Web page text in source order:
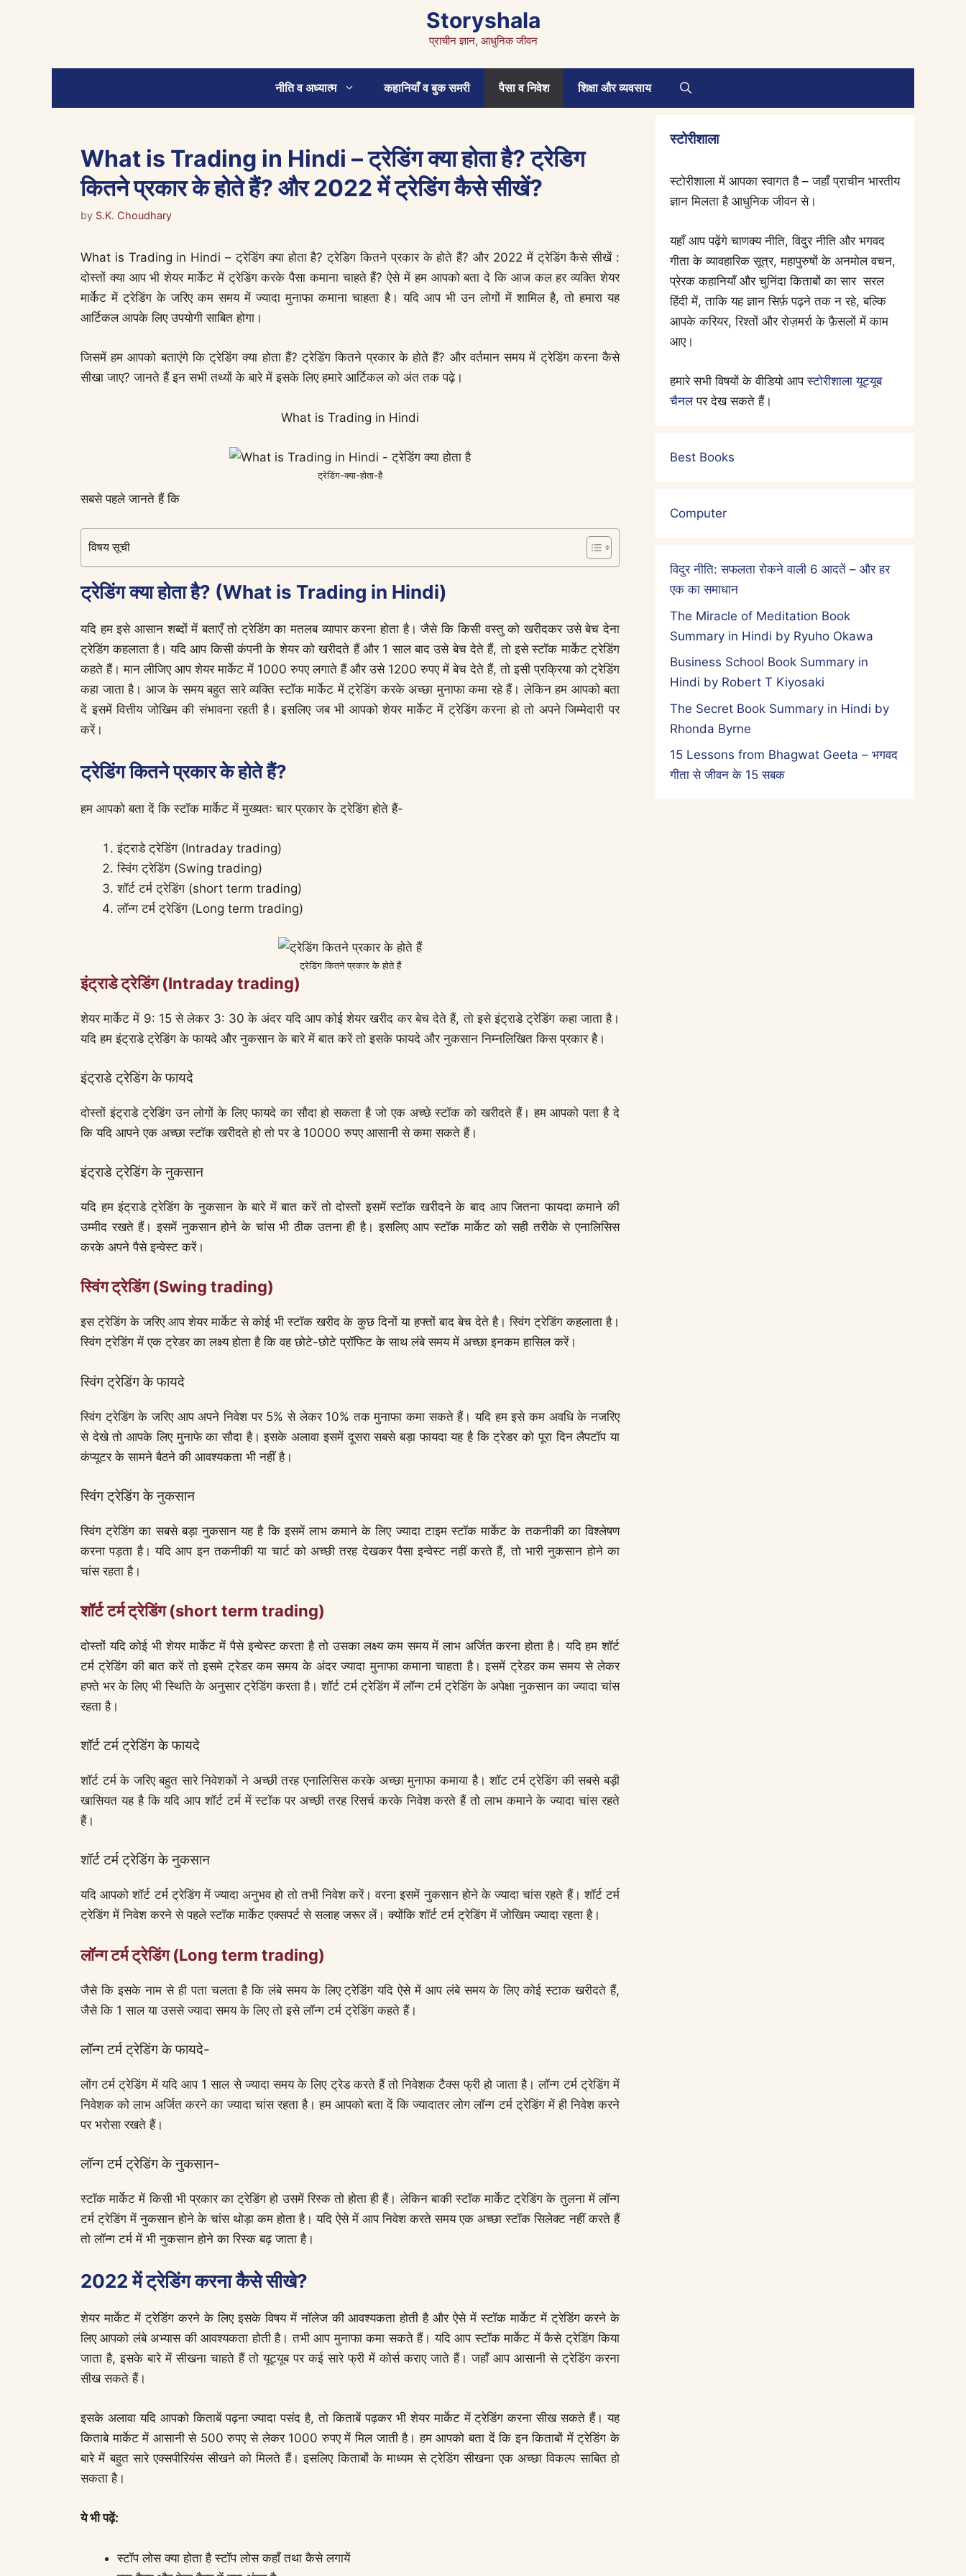
Storyshala
प्राचीन ज्ञान, आधुनिक जीवन
नीति व अध्यात्म कहानियाँ व बुक समरी पैसा व निवेश शिक्षा और व्यवसाय
What is Trading in Hindi – ट्रेडिंग क्या होता है? ट्रेडिग
कितने प्रकार के होते हैं? और 2022 में ट्रेडिंग कैसे सीखें?
by S.K. Choudhary
What is Trading in Hindi – ट्रेडिंग क्या होता है? ट्रेडिग कितने प्रकार के होते हैं? और 2022 में ट्रेडिंग कैसे सीखें :
दोस्तों क्या आप भी शेयर मार्केट में ट्रेडिंग करके पैसा कमाना चाहते हैं? ऐसे में हम आपको बता दे कि आज कल हर व्यक्ति शेयर
मार्केट में ट्रेडिंग के जरिए कम समय में ज्यादा मुनाफा कमाना चाहता है। यदि आप भी उन लोगों में शामिल है, तो हमारा यह
आर्टिकल आपके लिए उपयोगी साबित होगा।
जिसमें हम आपको बताएंगे कि ट्रेडिंग क्या होता हैं? ट्रेडिंग कितने प्रकार के होते हैं? और वर्तमान समय में ट्रेडिंग करना कैसे
सीखा जाए? जानते हैं इन सभी तथ्यों के बारे में इसके लिए हमारे आर्टिकल को अंत तक पढ़े।
What is Trading in Hindi
ट्रेडिंग-क्या-होता-है
सबसे पहले जानते हैं कि
विषय सूची
ट्रेडिंग क्या होता है? (What is Trading in Hindi)
यदि हम इसे आसान शब्दों में बताएँ तो ट्रेडिंग का मतलब व्यापार करना होता है। जैसे कि किसी वस्तु को खरीदकर उसे बेच देना
ट्रेडिंग कहलाता है। यदि आप किसी कंपनी के शेयर को खरीदते हैं और 1 साल बाद उसे बेच देते हैं, तो इसे स्टॉक मार्केट ट्रेडिंग
कहते हैं। मान लीजिए आप शेयर मार्केट में 1000 रुपए लगाते हैं और उसे 1200 रुपए में बेच देते हैं, तो इसी प्रक्रिया को ट्रेडिंग
कहा जाता है। आज के समय बहुत सारे व्यक्ति स्टॉक मार्केट में ट्रेडिंग करके अच्छा मुनाफा कमा रहे हैं। लेकिन हम आपको बता
दें इसमें वित्तीय जोखिम की संभावना रहती है। इसलिए जब भी आपको शेयर मार्केट में ट्रेडिंग करना हो तो अपने जिम्मेदारी पर
करें।
ट्रेडिंग कितने प्रकार के होते हैं?
हम आपको बता दें कि स्टॉक मार्केट में मुख्यतः चार प्रकार के ट्रेडिंग होते हैं-
इंट्राडे ट्रेडिंग (Intraday trading)
स्विंग ट्रेडिंग (Swing trading)
शॉर्ट टर्म ट्रेडिंग (short term trading)
लॉन्ग टर्म ट्रेडिंग (Long term trading)
ट्रेडिंग कितने प्रकार के होते हैं
इंट्राडे ट्रेडिंग (Intraday trading)
शेयर मार्केट में 9: 15 से लेकर 3: 30 के अंदर यदि आप कोई शेयर खरीद कर बेच देते हैं, तो इसे इंट्राडे ट्रेडिंग कहा जाता है।
यदि हम इंट्राडे ट्रेडिंग के फायदे और नुकसान के बारे में बात करें तो इसके फायदे और नुकसान निम्नलिखित किस प्रकार है।
इंट्राडे ट्रेडिंग के फायदे
दोस्तों इंट्राडे ट्रेडिंग उन लोगों के लिए फायदे का सौदा हो सकता है जो एक अच्छे स्टॉक को खरीदते हैं। हम आपको पता है दे
कि यदि आपने एक अच्छा स्टॉक खरीदते हो तो पर डे 10000 रुपए आसानी से कमा सकते हैं।
इंट्राडे ट्रेडिंग के नुकसान
यदि हम इंट्राडे ट्रेडिंग के नुकसान के बारे में बात करें तो दोस्तों इसमें स्टॉक खरीदने के बाद आप जितना फायदा कमाने की
उम्मीद रखते हैं। इसमें नुकसान होने के चांस भी ठीक उतना ही है। इसलिए आप स्टॉक मार्केट को सही तरीके से एनालिसिस
करके अपने पैसे इन्वेस्ट करें।
स्विंग ट्रेडिंग (Swing trading)
इस ट्रेडिंग के जरिए आप शेयर मार्केट से कोई भी स्टॉक खरीद के कुछ दिनों या हफ्तों बाद बेच देते है। स्विंग ट्रेडिंग कहलाता है।
स्विंग ट्रेडिंग में एक ट्रेडर का लक्ष्य होता है कि वह छोटे-छोटे प्रॉफिट के साथ लंबे समय में अच्छा इनकम हासिल करें।
स्विंग ट्रेडिंग के फायदे
स्विंग ट्रेडिंग के जरिए आप अपने निवेश पर 5% से लेकर 10% तक मुनाफा कमा सकते हैं। यदि हम इसे कम अवधि के नजरिए
से देखे तो आपके लिए मुनाफे का सौदा है। इसके अलावा इसमें दूसरा सबसे बड़ा फायदा यह है कि ट्रेडर को पूरा दिन लैपटॉप या
कंप्यूटर के सामने बैठने की आवश्यकता भी नहीं है।
स्विंग ट्रेडिंग के नुकसान
स्विंग ट्रेडिंग का सबसे बड़ा नुकसान यह है कि इसमें लाभ कमाने के लिए ज्यादा टाइम स्टॉक मार्केट के तकनीकी का विश्लेषण
करना पड़ता है। यदि आप इन तकनीकी या चार्ट को अच्छी तरह देखकर पैसा इन्वेस्ट नहीं करते हैं, तो भारी नुकसान होने का
चांस रहता है।
शॉर्ट टर्म ट्रेडिंग (short term trading)
दोस्तों यदि कोई भी शेयर मार्केट में पैसे इन्वेस्ट करता है तो उसका लक्ष्य कम समय में लाभ अर्जित करना होता है। यदि हम शॉर्ट
टर्म ट्रेडिंग की बात करें तो इसमे ट्रेडर कम समय के अंदर ज्यादा मुनाफा कमाना चाहता है। इसमें ट्रेडर कम समय से लेकर
हफ्ते भर के लिए भी स्थिति के अनुसार ट्रेडिंग करता है। शॉर्ट टर्म ट्रेडिंग में लॉन्ग टर्म ट्रेडिंग के अपेक्षा नुकसान का ज्यादा चांस
रहता है।
शॉर्ट टर्म ट्रेडिंग के फायदे
शॉर्ट टर्म के जरिए बहुत सारे निवेशकों ने अच्छी तरह एनालिसिस करके अच्छा मुनाफा कमाया है। शॉट टर्म ट्रेडिंग की सबसे बड़ी
खासियत यह है कि यदि आप शॉर्ट टर्म में स्टॉक पर अच्छी तरह रिसर्च करके निवेश करते हैं तो लाभ कमाने के ज्यादा चांस रहते
हैं।
शॉर्ट टर्म ट्रेडिंग के नुकसान
यदि आपको शॉर्ट टर्म ट्रेडिंग में ज्यादा अनुभव हो तो तभी निवेश करें। वरना इसमें नुकसान होने के ज्यादा चांस रहते हैं। शॉर्ट टर्म
ट्रेडिंग में निवेश करने से पहले स्टॉक मार्केट एक्सपर्ट से सलाह जरूर लें। क्योंकि शॉर्ट टर्म ट्रेडिंग में जोखिम ज्यादा रहता है।
लॉन्ग टर्म ट्रेडिंग (Long term trading)
जैसे कि इसके नाम से ही पता चलता है कि लंबे समय के लिए ट्रेडिंग यदि ऐसे में आप लंबे समय के लिए कोई स्टाक खरीदते हैं,
जैसे कि 1 साल या उससे ज्यादा समय के लिए तो इसे लॉन्ग टर्म ट्रेडिंग कहते हैं।
लॉन्ग टर्म ट्रेडिंग के फायदे-
लोंग टर्म ट्रेडिंग में यदि आप 1 साल से ज्यादा समय के लिए ट्रेड करते हैं तो निवेशक टैक्स फ्री हो जाता है। लॉन्ग टर्म ट्रेडिंग में
निवेशक को लाभ अर्जित करने का ज्यादा चांस रहता है। हम आपको बता दें कि ज्यादातर लोग लॉन्ग टर्म ट्रेडिंग में ही निवेश करने
पर भरोसा रखते हैं।
लॉन्ग टर्म ट्रेडिंग के नुकसान-
स्टॉक मार्केट में किसी भी प्रकार का ट्रेडिंग हो उसमें रिस्क तो होता ही हैं। लेकिन बाकी स्टॉक मार्केट ट्रेडिंग के तुलना में लॉन्ग
टर्म ट्रेडिंग में नुकसान होने के चांस थोड़ा कम होता है। यदि ऐसे में आप निवेश करते समय एक अच्छा स्टॉक सिलेक्ट नहीं करते हैं
तो लॉन्ग टर्म में भी नुकसान होने का रिस्क बढ़ जाता है।
2022 में ट्रेडिंग करना कैसे सीखे?
शेयर मार्केट में ट्रेडिंग करने के लिए इसके विषय में नॉलेज की आवश्यकता होती है और ऐसे में स्टॉक मार्केट में ट्रेडिंग करने के
लिए आपको लंबे अभ्यास की आवश्यकता होती है। तभी आप मुनाफा कमा सकते हैं। यदि आप स्टॉक मार्केट में कैसे ट्रेडिंग किया
जाता है, इसके बारे में सीखना चाहते हैं तो यूट्यूब पर कई सारे फ्री में कोर्स कराए जाते हैं। जहाँ आप आसानी से ट्रेडिंग करना
सीख सकते हैं।
इसके अलावा यदि आपको किताबें पढ़ना ज्यादा पसंद है, तो किताबें पढ़कर भी शेयर मार्केट में ट्रेडिंग करना सीख सकते हैं। यह
किताबे मार्केट में आसानी से 500 रुपए से लेकर 1000 रुपए में मिल जाती है। हम आपको बता दें कि इन किताबों में ट्रेडिंग के
बारे में बहुत सारे एक्सपीरियंस सीखने को मिलते हैं। इसलिए किताबों के माध्यम से ट्रेडिंग सीखना एक अच्छा विकल्प साबित हो
सकता है।
ये भी पढ़ें:
स्टॉप लोस क्या होता है स्टॉप लोस कहाँ तथा कैसे लगायें
स्टोरीशाला
स्टोरीशाला में आपका स्वागत है – जहाँ प्राचीन भारतीय
ज्ञान मिलता है आधुनिक जीवन से।
यहाँ आप पढ़ेंगे चाणक्य नीति, विदुर नीति और भगवद
गीता के व्यावहारिक सूत्र, महापुरुषों के अनमोल वचन,
प्रेरक कहानियाँ और चुनिंदा किताबों का सार सरल
हिंदी में, ताकि यह ज्ञान सिर्फ़ पढ़ने तक न रहे, बल्कि
आपके करियर, रिश्तों और रोज़मर्रा के फ़ैसलों में काम
आए।
हमारे सभी विषयों के वीडियो आपस्टोरीशाला यूट्यूब
चैनलपर देख सकते हैं।
Best Books
Computer
विदुर नीति: सफलता रोकने वाली 6 आदतें – और हर
एक का समाधान
The Miracle of Meditation Book
Summary in Hindi by Ryuho Okawa
Business School Book Summary in
Hindi by Robert T Kiyosaki
The Secret Book Summary in Hindi by
Rhonda Byrne
15 Lessons from Bhagwat Geeta – भगवद
गीता से जीवन के 15 सबक